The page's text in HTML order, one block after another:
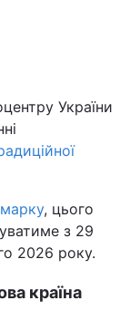
України
, цього
з 29
2026 року.
країна